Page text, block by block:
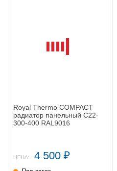
Royal Thermo COMPACT
радиатор панельный C22-
300-400 RAL9016
ЦЕНА: 4 500 ₽